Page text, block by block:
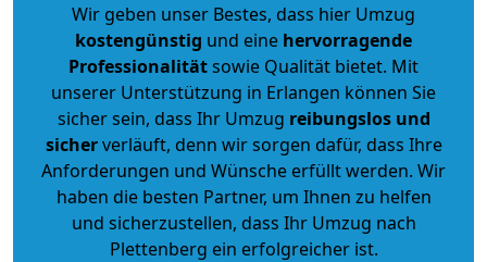
Wir geben unser Bestes, dass hier Umzug
kostengünstig und eine hervorragende
Professionalitätsowie Qualität bietet. Mit
unserer Unterstützung in Erlangen können Sie
sicher sein, dass Ihr Umzug reibungslos und
sicherverläuft, denn wir sorgen dafür, dass Ihre
Anforderungen und Wünsche erfüllt werden. Wir
haben die besten Partner, um Ihnen zu helfen
und sicherzustellen, dass Ihr Umzug nach
Plettenberg ein erfolgreicher ist.